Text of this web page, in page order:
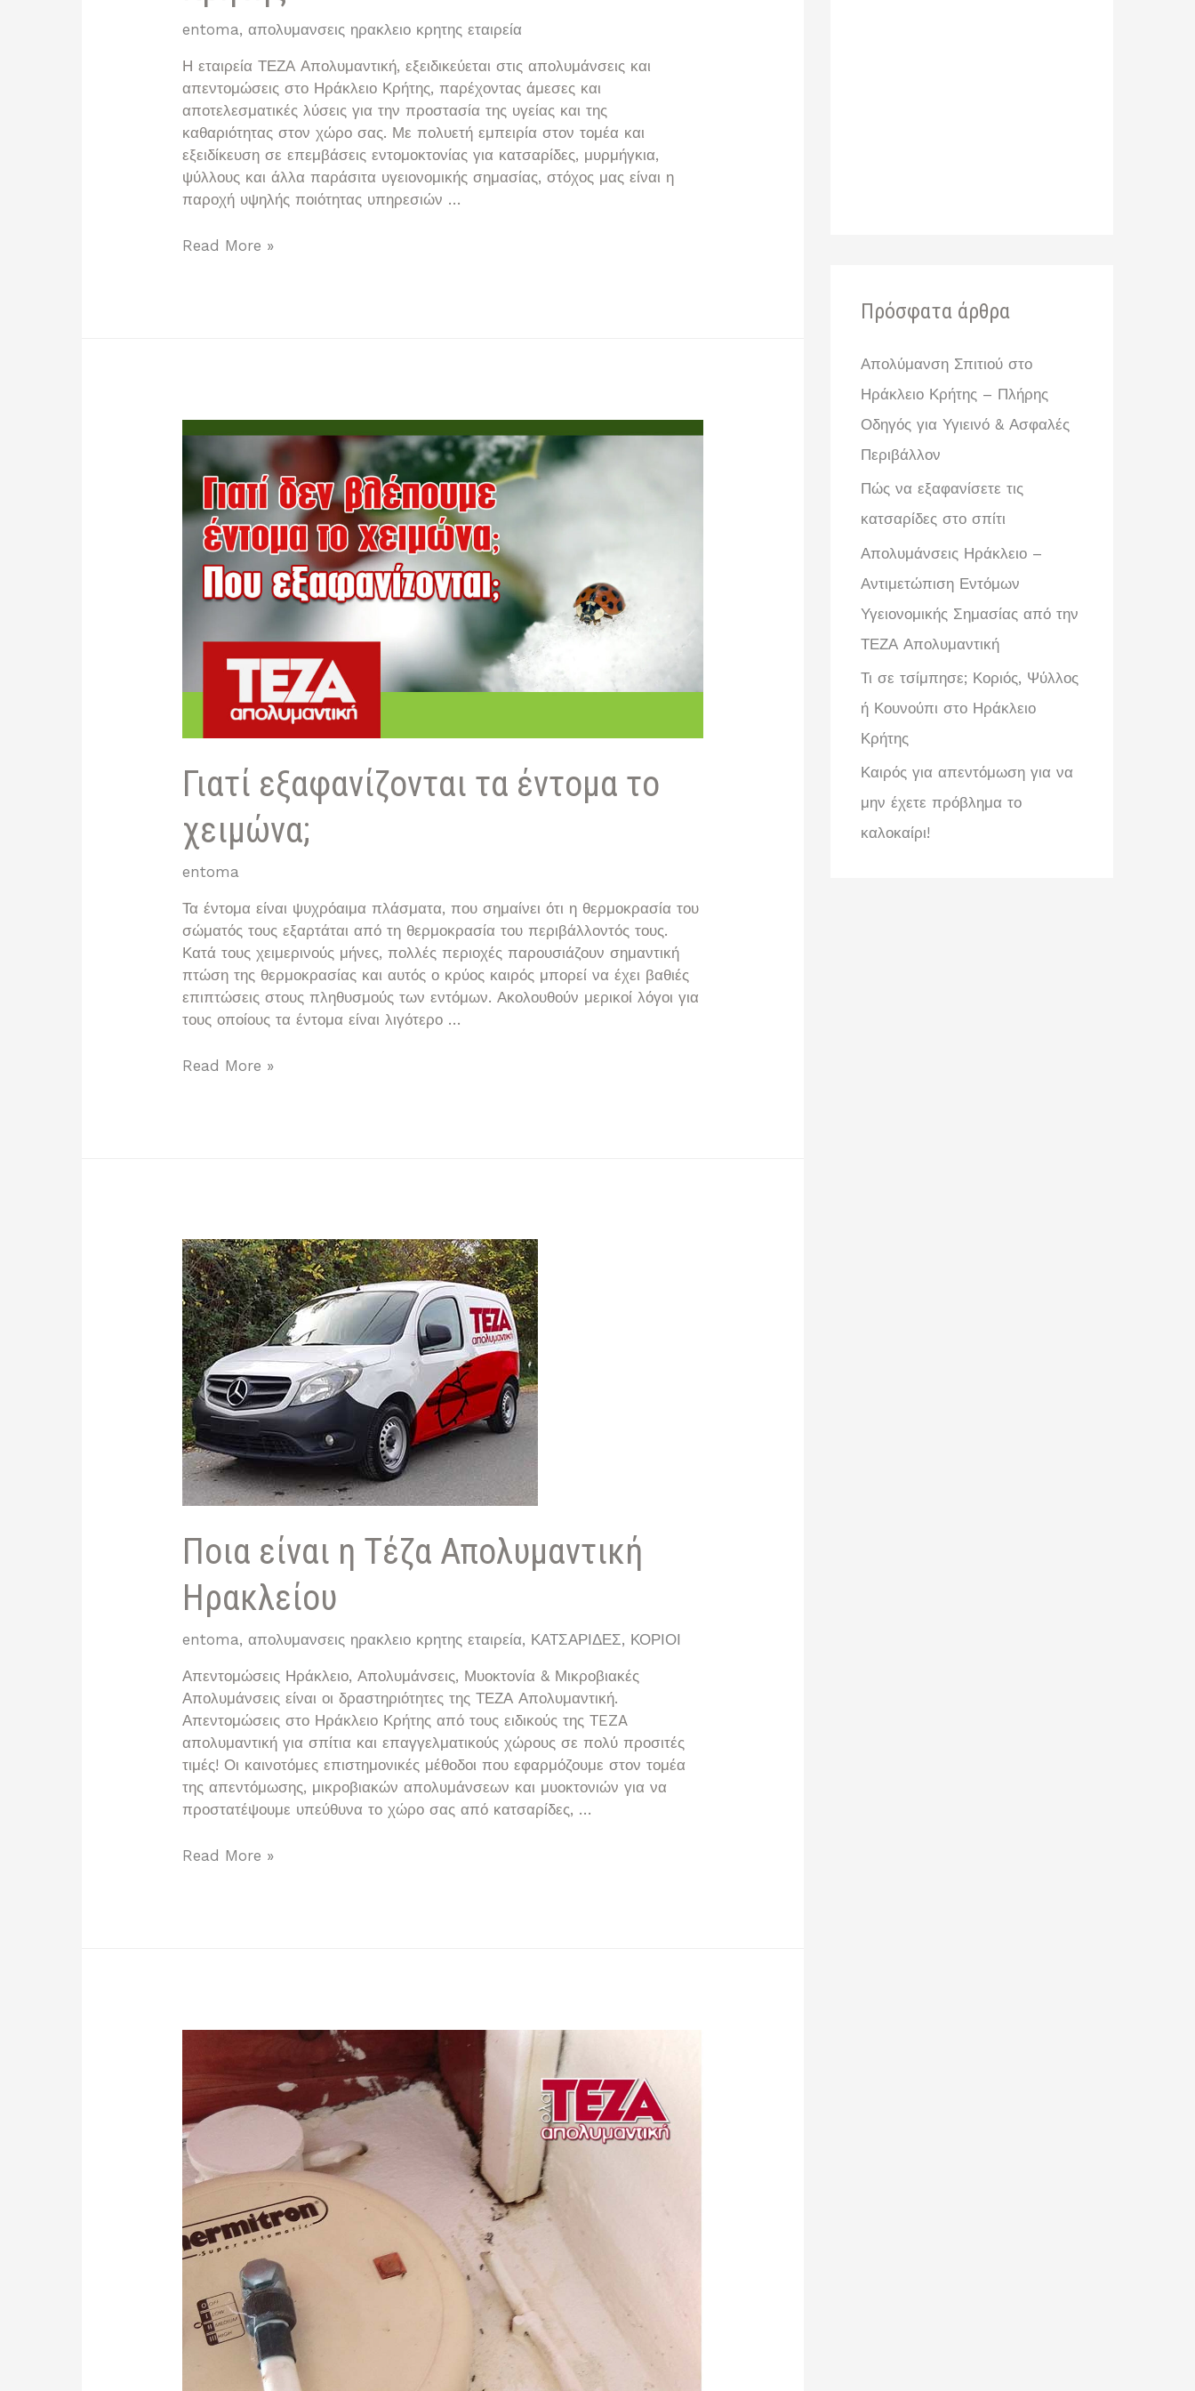
entoma,απολυμανσεις ηρακλειο κρητης εταιρεία
Η εταιρεία ΤΕΖΑ Απολυμαντική, εξειδικεύεται στις απολυμάνσεις και
απεντομώσεις στο Ηράκλειο Κρήτης, παρέχοντας άμεσες και
αποτελεσματικές λύσεις για την προστασία της υγείας και της
καθαριότητας στον χώρο σας. Με πολυετή εμπειρία στον τομέα και
εξειδίκευση σε επεμβάσεις εντομοκτονίας για κατσαρίδες, μυρμήγκια,
ψύλλους και άλλα παράσιτα υγειονομικής σημασίας, στόχος μας είναι η
παροχή υψηλής ποιότητας υπηρεσιών …
ΤΕΖΑ
Ηράκλειο
Read More »
Γιατί εξαφανίζονται τα έντομα το
χειμώνα;
entoma
Τα έντομα είναι ψυχρόαιμα πλάσματα, που σημαίνει ότι η θερμοκρασία του
σώματός τους εξαρτάται από τη θερμοκρασία του περιβάλλοντός τους.
Κατά τους χειμερινούς μήνες, πολλές περιοχές παρουσιάζουν σημαντική
πτώση της θερμοκρασίας και αυτός ο κρύος καιρός μπορεί να έχει βαθιές
επιπτώσεις στους πληθυσμούς των εντόμων. Ακολουθούν μερικοί λόγοι για
τους οποίους τα έντομα είναι λιγότερο …
Γιατί
Read More »
Ποια είναι η Τέζα Απολυμαντική
Ηρακλείου
entoma,απολυμανσεις ηρακλειο κρητης εταιρεία, ΚΑΤΣΑΡΙΔΕΣ, ΚΟΡΙΟΙ
Απεντομώσεις Ηράκλειο, Απολυμάνσεις, Μυοκτονία & Μικροβιακές
Απολυμάνσεις είναι οι δραστηριότητες της ΤΕΖΑ Απολυμαντική.
Απεντομώσεις στο Ηράκλειο Κρήτης από τους ειδικούς της ΤEZA
απολυμαντική για σπίτια και επαγγελματικούς χώρους σε πολύ προσιτές
τιμές! Οι καινοτόμες επιστημονικές μέθοδοι που εφαρμόζουμε στον τομέα
της απεντόμωσης, μικροβιακών απολυμάνσεων και μυοκτονιών για να
προστατέψουμε υπεύθυνα το χώρο σας από κατσαρίδες, …
Ποια
Read More »
Πρόσφατα άρθρα
Απολύμανση Σπιτιού στο
Ηράκλειο Κρήτης – Πλήρης
Οδηγός για Υγιεινό & Ασφαλές
Περιβάλλον
Πώς να εξαφανίσετε τις
κατσαρίδες στο σπίτι
Απολυμάνσεις Ηράκλειο –
Αντιμετώπιση Εντόμων
Υγειονομικής Σημασίας από την
ΤΕΖΑ Απολυμαντική
Τι σε τσίμπησε; Κοριός, Ψύλλος
ή Κουνούπι στο Ηράκλειο
Κρήτης
Καιρός για απεντόμωση για να
μην έχετε πρόβλημα το
καλοκαίρι!